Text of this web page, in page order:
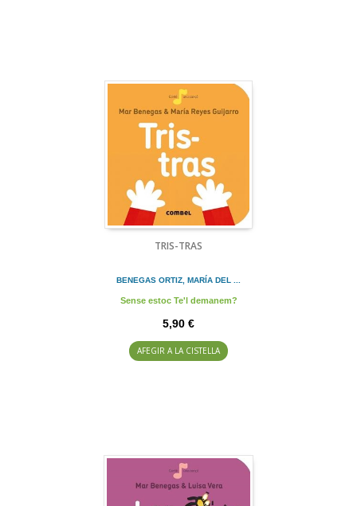
TRIS-TRAS
BENEGAS ORTIZ, MARÍA DEL ...
Sense estoc Te'l demanem?
5,90 €
AFEGIR A LA CISTELLA